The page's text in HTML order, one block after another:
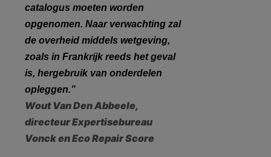
catalogus moeten worden
opgenomen. Naar verwachting zal
de overheid middels wetgeving,
zoals in Frankrijk reeds het geval
is, hergebruik van onderdelen
opleggen.”
Wout Van Den Abbeele,
directeur Expertisebureau
Vonck en Eco Repair Score